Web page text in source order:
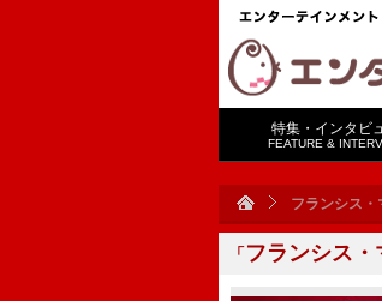
特集・インタビ
FEATURE &
フランシス・
「フランシス